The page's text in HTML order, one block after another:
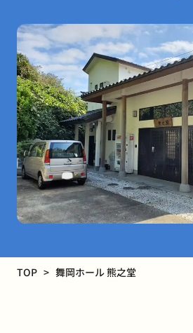
TOP 舞岡ホール 熊之堂